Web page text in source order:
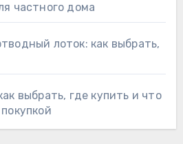
частного дома
лоток: как выбрать,
выбрать, где купить и что